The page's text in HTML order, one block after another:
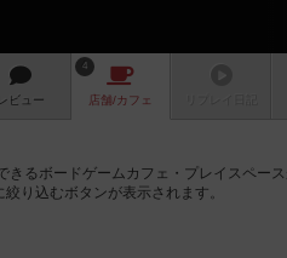
ビュー
4
店舗/カフェ
きるボードゲームカフェ・プレイスペー
り込むボタンが表示されます。